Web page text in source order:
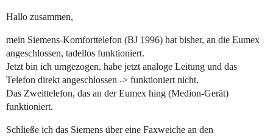
Hallo zusammen,
mein Siemens-Komforttelefon (BJ 1996) hat bisher, an die Eumex
angeschlossen, tadellos funktioniert.
Jetzt bin ich umgezogen, habe jetzt analoge Leitung und das
Telefon direkt angeschlossen -> funktioniert nicht.
Das Zweittelefon, das an der Eumex hing (Medion-Gerät)
funktioniert.
Schließe ich das Siemens über eine Faxweiche an den